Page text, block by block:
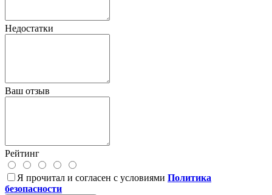
Недостатки
Ваш отзыв
Рейтинг
Я прочитал и согласен с условиями Политика
безопасности